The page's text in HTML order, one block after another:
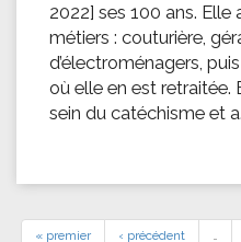
2022] ses 100 ans. Elle
métiers : couturière,
d’électroménagers,
où elle en est retraitée.
sein du catéchisme et
« premier ‹ précédent …